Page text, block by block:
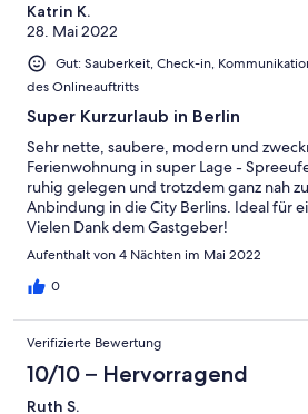
Katrin K.
28. Mai 2022
Gut: Sauberkeit, Check-in,
des Onlineauftritts
Super Kurzurlaub in Berlin
Sehr nette, saubere, modern und
Ferienwohnung in super Lage -
ruhig gelegen und trotzdem ganz nah
Anbindung in die City Berlins. Ideal für
Vielen Dank dem Gastgeber!
Aufenthalt von 4 Nächten im Mai 2022
0
Verifizierte Bewertung
10/10 – Hervorragend
Ruth S.